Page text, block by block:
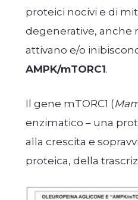
proteici nocivi e di
degenerative, anche
attivano e/o
AMPK/mTORC1.
Il gene mTORC1 (
enzimatico – una
alla crescita e
proteica, della